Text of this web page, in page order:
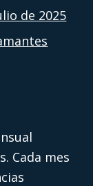
de 2025
Cada mes